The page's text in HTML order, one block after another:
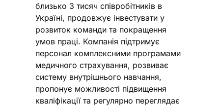
близько 3 тисяч співробітників в
Україні, продовжує інвестувати у
розвиток команди та покращення
умов праці. Компанія підтримує
персонал комплексними програмами
медичного страхування, розвиває
систему внутрішнього навчання,
пропонує можливості підвищення
кваліфікації та регулярно переглядає